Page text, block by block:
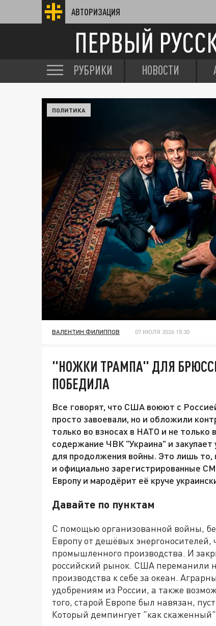
АВТОРИЗАЦИЯ
ПЕРВЫЙ
РУБРИКИ НОВОСТИ
ПОЛИТИКА
ВАЛЕНТИН ФИЛИППОВ 07 ИЮЛЯ 2026 15:30
"НОЖКИ ТРАМПА" ДЛЯ
ПОБЕДИЛА
Все говорят, что США воюют с
просто завоевали, но и обложили
только во взносах в НАТО и не
содержание ЧВК "Украина" и
для продолжения войны. Это лишь
и официально зарегистрированные
Европу и мародёрит её круче
Давайте по пунктам
С помощью организованной войны,
Европу от дешёвых энергоносителей,
промышленного производства. И
российский рынок. США переманили
производства к себе за океан.
удобрениям из России, а также
того, старой Европе был навязан,
Который демпингует "как